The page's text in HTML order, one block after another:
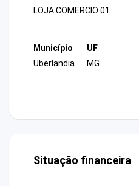
LOJA COMERCIO 01
Município
Uberlandia
UF
MG
Situação financeira